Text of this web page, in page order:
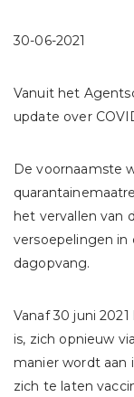
30-06-2021
Vanuit het
update over
De voornaamste
het vervallen van
versoepelingen in
dagopvang.
Vanaf 30 juni
is, zich opnieuw
manier wordt aan
zich te laten